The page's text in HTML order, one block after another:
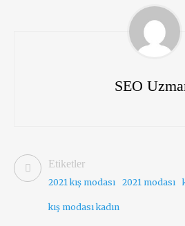
SEO
Etiketler
2021 kış modası 2021 modası
kış modası kadın